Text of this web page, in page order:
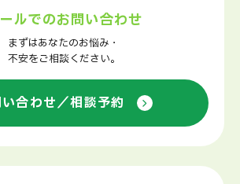
ルでのお問い合わせ
まずはあなたのお悩み・
不安をご相談ください。
合わせ／相談予約